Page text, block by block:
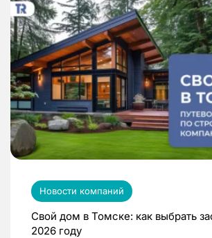
Новости компаний
Свой дом в Томске: как выбрать
2026 году